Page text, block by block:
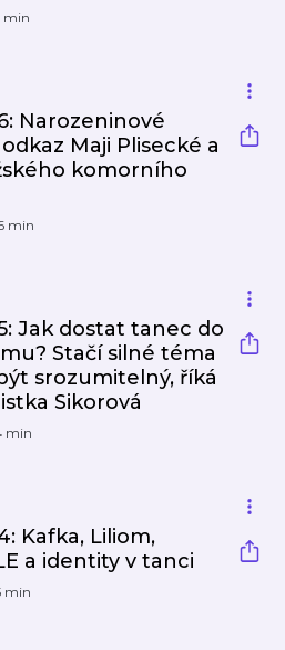
min
Narozeninové
Maji Plisecké a
komorního
min
Jak dostat tanec do
Stačí silné téma
srozumitelný, říká
Sikorová
min
Kafka, Liliom,
a identity v tanci
min